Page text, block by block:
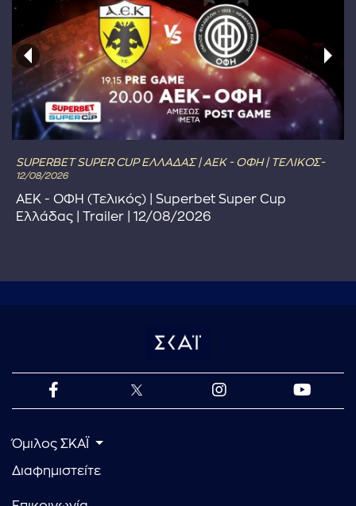
...πληκτρολογήστε κείμενο προς αναζήτηση
SUPERBET SUPER CUP ΕΛΛΑΔΑΣ | ΑΕΚ - ΟΦΗ | ΤΕΛΙΚΟΣ-
12/08/2026
ΑΕΚ - ΟΦΗ (Τελικός) | Superbet Super Cup
Ελλάδας | Trailer | 12/08/2026
Όμιλος ΣΚΑΪ
Διαφημιστείτε